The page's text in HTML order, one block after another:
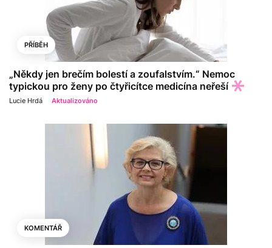
PŘÍBĚH
„Někdy jen brečím bolestí a zoufalstvím.“ Nemoc
typickou pro ženy po čtyřicítce medicína neřeší
Lucie Hrdá Aktualizováno
KOMENTÁŘ